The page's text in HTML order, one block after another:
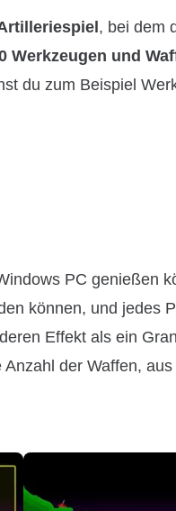
, bei dem
Werkzeugen und
du zum Beispiel
PC genießen
können, und jedes
Effekt als ein
der Waffen,